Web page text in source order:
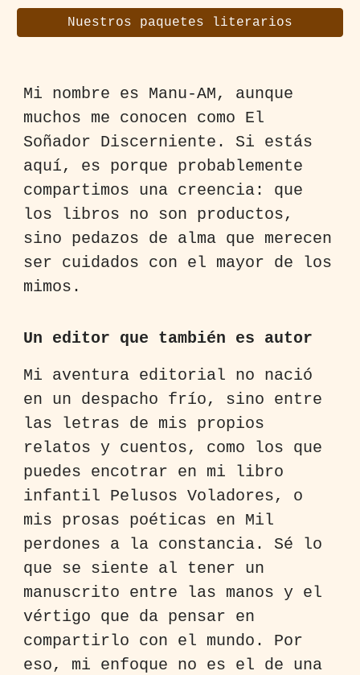
Nuestros paquetes literarios
Mi nombre es Manu-AM, aunque
muchos me conocen como El
Soñador Discerniente. Si estás
aquí, es porque probablemente
compartimos una creencia: que
los libros no son productos,
sino pedazos de alma que merecen
ser cuidados con el mayor de los
mimos.
Un editor que también es autor
Mi aventura editorial no nació
en un despacho frío, sino entre
las letras de mis propios
relatos y cuentos, como los que
puedes encotrar en mi libro
infantil Pelusos Voladores, o
mis prosas poéticas en Mil
perdones a la constancia. Sé lo
que se siente al tener un
manuscrito entre las manos y el
vértigo que da pensar en
compartirlo con el mundo. Por
eso, mi enfoque no es el de una